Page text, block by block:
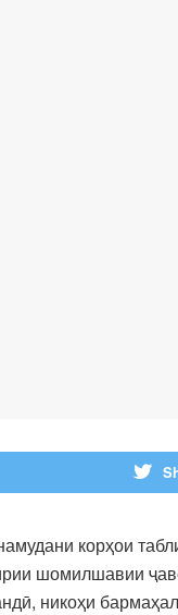
корҳои
шомилшавии
никоҳи